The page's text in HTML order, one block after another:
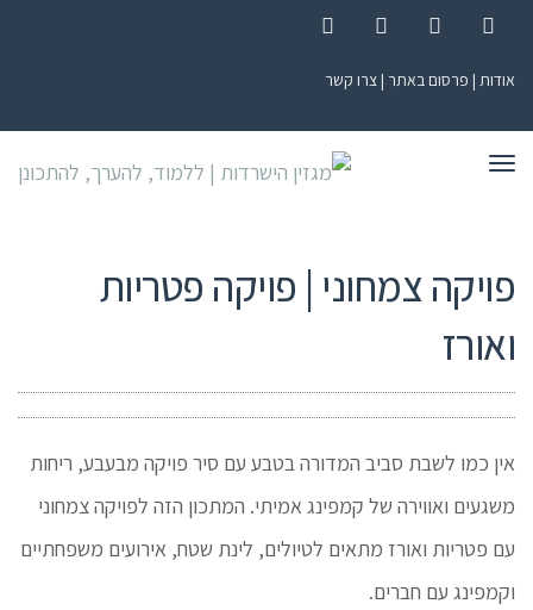
אודות | פרסום באתר | צרו קשר
תפריט
פויקה צמחוני | פויקה פטריות
ואורז
אין כמו לשבת סביב המדורה בטבע עם סיר פויקה מבעבע, ריחות
משגעים ואווירה של קמפינג אמיתי. המתכון הזה לפויקה צמחוני
עם פטריות ואורז מתאים לטיולים, לינת שטח, אירועים משפחתיים
וקמפינג עם חברים.